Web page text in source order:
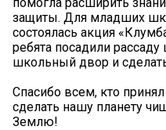
защиты. Для младших
состоялась акция
ребята посадили
школьный двор и
Спасибо всем, кто
сделать нашу планету
Землю!